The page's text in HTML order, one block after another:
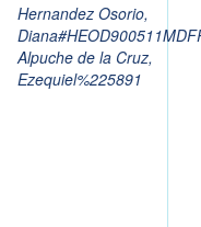
Hernandez Osorio,
Alpuche de la Cruz,
Ezequiel%225891